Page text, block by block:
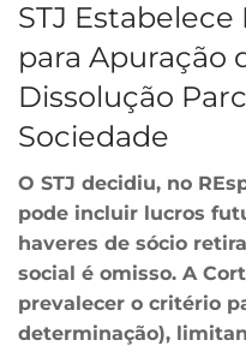
STJ
para Apuração
Dissolução
Sociedade
O STJ decidiu, no
pode incluir lucros
haveres de sócio
social é omisso. A
prevalecer o critério
determinação),